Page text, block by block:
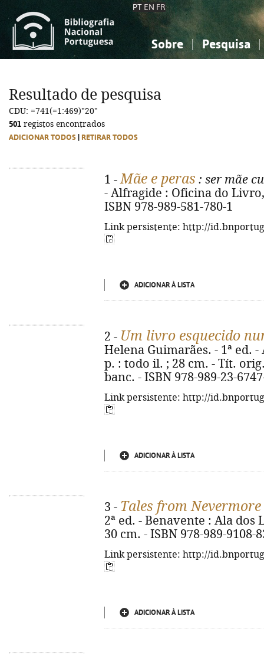
PT EN FR
Sobre Pesquisa
Ciências sociais...
Ciências sociais...
Resultado de pesquisa
CDU: =741(=1:469)"20"
501 registos encontrados
ADICIONAR TODOS RETIRAR TODOS
1 -Mãe e peras : ser mãe
- Alfragide : Oficina do
ISBN 978-989-581-780-1
Link persistente: http://
ADICIONAR À LISTA
2 - Um livro esquecido
Helena Guimarães. - 1ª ed.
p. : todo il. ; 28 cm. - Tít.
banc. - ISBN 978-989-23-
Link persistente: http://
ADICIONAR À LISTA
3 - Tales from Nevermore
2ª ed. - Benavente : Ala dos
30 cm. - ISBN 978-989-9108-
Link persistente: http://
ADICIONAR À LISTA